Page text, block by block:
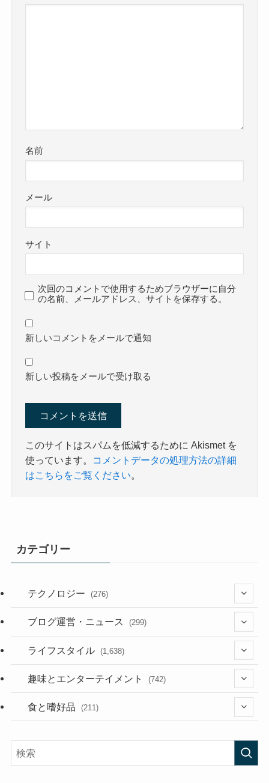
名前
メール
サイト
次回のコメントで使用するためブラウザーに自分
の名前、メールアドレス、サイトを保存する。
新しいコメントをメールで通知
新しい投稿をメールで受け取る
このサイトはスパムを低減するために Akismet を
使っています。
コメントデータの処理方法の詳細
はこちらをご覧ください。
カテゴリー
テクノロジー (276)
(36)
(187)
ブログ運営・ニュース (299)
(118)
(181)
ライフスタイル (1,638)
(394)
(282)
趣味とエンターテイメント (742)
(56)
食と嗜好品 (211)